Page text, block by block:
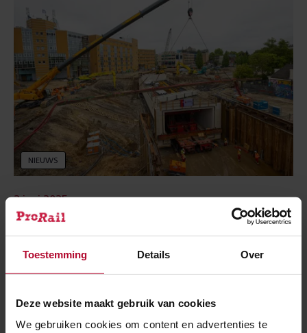
Toestemming Details Over
Deze website maakt gebruik van cookies
We gebruiken cookies om content en advertenties te
NIEUWS
Bustunnel station Groningen op zijn plek
2 juni 2025